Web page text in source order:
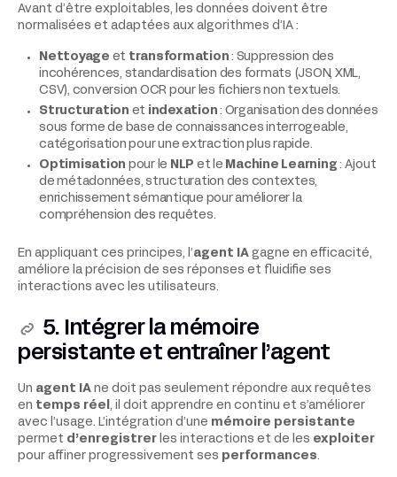
Avant d’être exploitables, les données doivent être
normalisées et adaptées aux algorithmes d’IA :
Nettoyage et transformation : Suppression des
incohérences, standardisation des formats (JSON, XML,
CSV), conversion OCR pour les fichiers non textuels.
Structuration et indexation : Organisation des données
sous forme de base de connaissances interrogeable,
catégorisation pour une extraction plus rapide.
Optimisation pour le NLP et le Machine Learning : Ajout
de métadonnées, structuration des contextes,
enrichissement sémantique pour améliorer la
compréhension des requêtes.
En appliquant ces principes, l’agent IA gagne en efficacité,
améliore la précision de ses réponses et fluidifie ses
interactions avec les utilisateurs.
5. Intégrer la mémoire
persistante et entraîner l’agent
Un agent IA ne doit pas seulement répondre aux requêtes
en temps réel , il doit apprendre en continu et s’améliorer
avec l’usage. L’intégration d’une mémoire persistante
permet d’enregistrer les interactions et de les exploiter
pour affiner progressivement ses performances.